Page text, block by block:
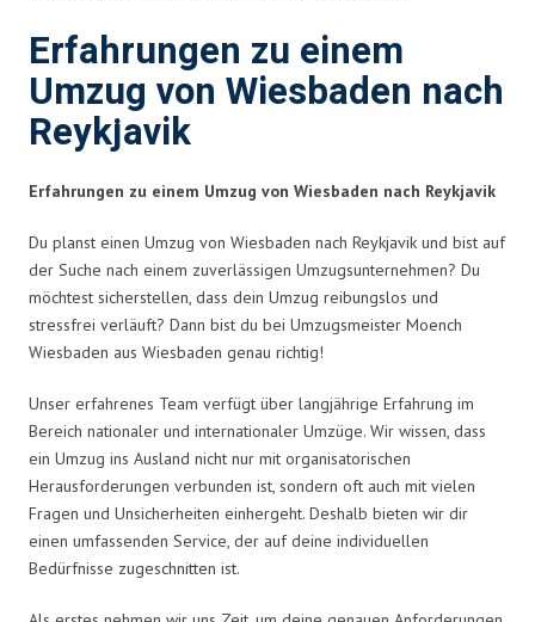
Erfahrungen zu einem
Umzug von Wiesbaden nach
Reykjavik
Erfahrungen zu einem Umzug von Wiesbaden nach Reykjavik
Du planst einen Umzug von Wiesbaden nach Reykjavik und bist auf
der Suche nach einem zuverlässigen Umzugsunternehmen? Du
möchtest sicherstellen, dass dein Umzug reibungslos und
stressfrei verläuft? Dann bist du bei Umzugsmeister Moench
Wiesbaden aus Wiesbaden genau richtig!
Unser erfahrenes Team verfügt über langjährige Erfahrung im
Bereich nationaler und internationaler Umzüge. Wir wissen, dass
ein Umzug ins Ausland nicht nur mit organisatorischen
Herausforderungen verbunden ist, sondern oft auch mit vielen
Fragen und Unsicherheiten einhergeht. Deshalb bieten wir dir
einen umfassenden Service, der auf deine individuellen
Bedürfnisse zugeschnitten ist.